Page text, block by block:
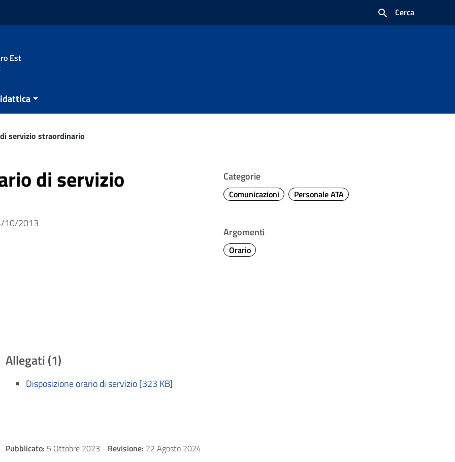
Cerca
Est
servizio straordinario
di servizio
10/2013
Categorie
Comunicazioni Personale ATA
Argomenti
Orario
Allegati (1)
Disposizione orario di servizio [323 KB]
Pubblicato: 5 Ottobre 2023 - Revisione: 22 Agosto 2024